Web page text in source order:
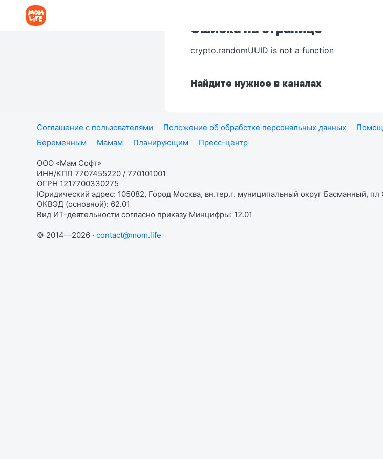
Ошибка на странице
crypto.randomUUID is not a function
Найдите нужное в каналах
Соглашение с пользователями Положение об обработке персональных данных
Беременным
Мамам Планирующим Пресс-центр
ООО «Мам Софт»
ИНН/КПП 7707455220 / 770101001
ОГРН 1217700330275
Юридический адрес: 105082, Город Москва, вн.тер.г. муниципальный округ Басманный,
ОКВЭД (основной): 62.01
Вид ИТ-деятельности согласно приказу Минцифры: 12.01
© 2014—2026 · contact@mom.life